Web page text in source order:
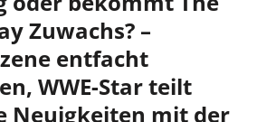
Zuwachs? –
entfacht
WWE-Star teilt
Neuigkeiten mit der